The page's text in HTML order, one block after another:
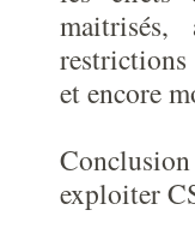
et encore
exploiter